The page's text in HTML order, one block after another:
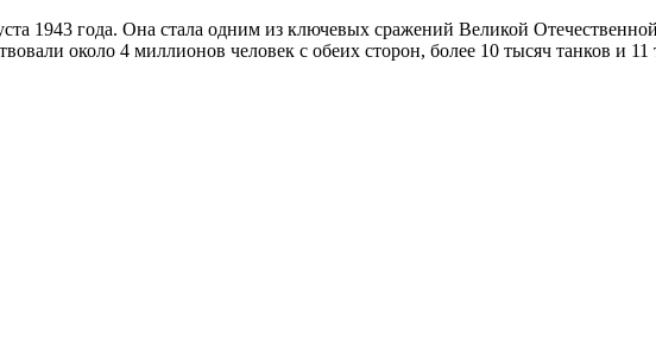
1943 года. Она стала одним из ключевых сражений Великой
около 4 миллионов человек с обеих сторон, более 10 тысяч танков и 11